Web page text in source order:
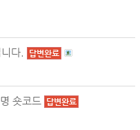
다. 답변완료
숏코드 답변완료